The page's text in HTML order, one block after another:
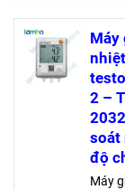
đẩy,
Kết
Smart
trữ
toàn
Máy
2 –
soát
độ
Máy